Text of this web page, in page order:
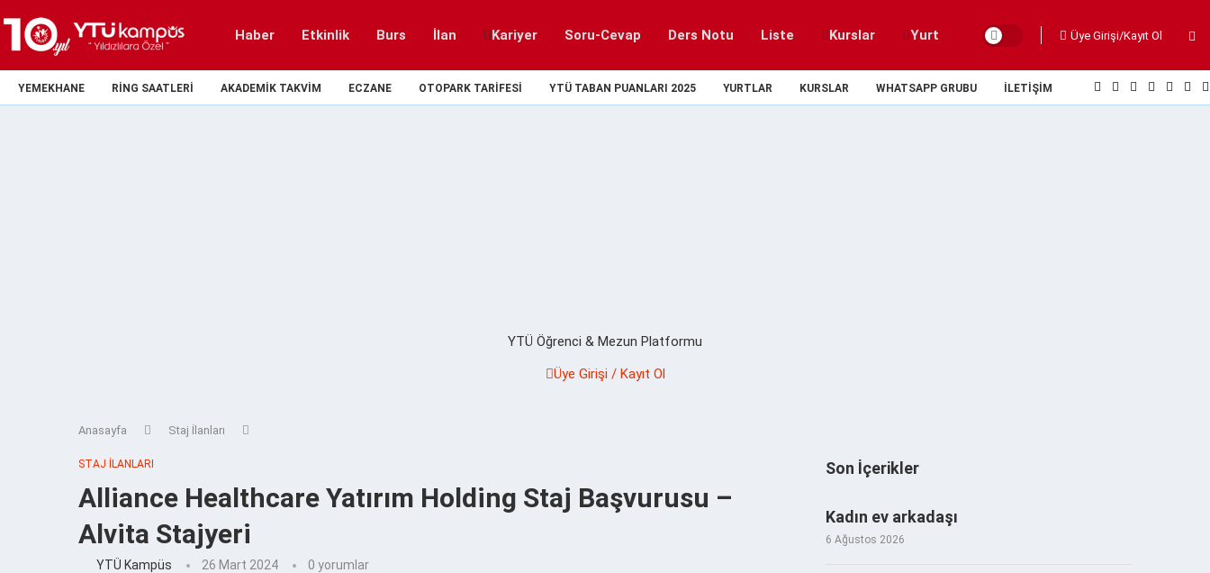
Haber Etkinlik Burs İlan Kariyer Soru-Cevap Ders Notu Liste Kurslar Yurt Üye Girişi/Kayıt Ol
YEMEKHANE RING SAATLERI AKADEMIK TAKVIM ECZANE OTOPARK TARIFESI YTÜ TABAN PUANLARI 2025 YURTLAR KURSLAR WHATSAPP GRUBU İLETIŞIM
YTÜ Öğrenci & Mezun Platformu
Üye Girişi / Kayıt Ol
Anasayfa Staj İlanları
STAJ İLANLARI
Alliance Healthcare Yatırım Holding Staj Başvurusu –
Alvita Stajyeri
YTÜ Kampüs 26 Mart 2024 0 yorumlar
Son İçerikler
Kadın ev arkadaşı
6 Ağustos 2026